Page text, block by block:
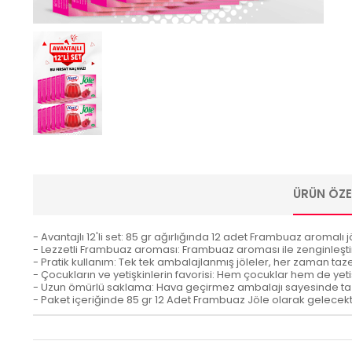
ÜRÜN
- Avantajlı 12'li set: 85 gr ağırlığında 12 adet Frambuaz
- Lezzetli Frambuaz aroması: Frambuaz aroması ile
- Pratik kullanım: Tek tek ambalajlanmış jöleler, her zaman
- Çocukların ve yetişkinlerin favorisi: Hem çocuklar hem de
- Uzun ömürlü saklama: Hava geçirmez ambalajı sayesinde
- Paket içeriğinde 85 gr 12 Adet Frambuaz Jöle olarak